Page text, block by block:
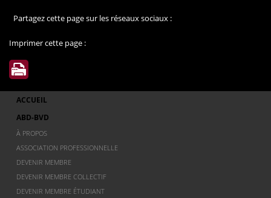
Partagez cette page sur les réseaux sociaux :
Imprimer cette page :
ACCUEIL
ABD-BVD
À PROPOS
ASSOCIATION PROFESSIONNELLE
DEVENIR MEMBRE
DEVENIR MEMBRE COLLECTIF
DEVENIR MEMBRE ÉTUDIANT